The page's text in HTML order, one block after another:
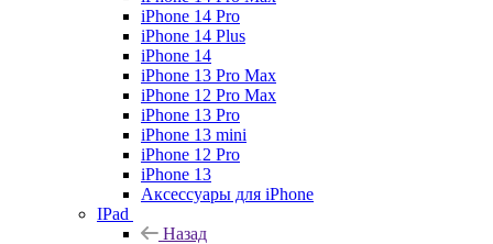
iPhone 14 Pro
iPhone 14 Plus
iPhone 14
iPhone 13 Pro Max
iPhone 12 Pro Max
iPhone 13 Pro
iPhone 13 mini
iPhone 12 Pro
iPhone 13
Аксессуары для iPhone
IPad
Назад